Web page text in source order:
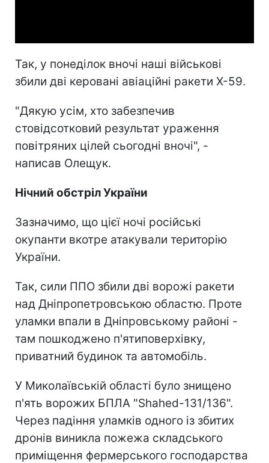
Так, у понеділок вночі наші військові
збили дві керовані авіаційні ракети Х-59.
"Дякую усім, хто забезпечив
стовідсотковий результат ураження
повітряних цілей сьогодні вночі", -
написав Олещук.
Нічний обстріл України
Зазначимо, що цієї ночі російські
окупанти вкотре атакували територію
України.
Так, сили ППО збили дві ворожі ракети
над Дніпропетровською областю. Проте
уламки впали в Дніпровському районі -
там пошкоджено п'ятиповерхівку,
приватний будинок та автомобіль.
У Миколаївській області було знищено
п'ять ворожих БПЛА "Shahed-131/136".
Через падіння уламків одного із збитих
дронів виникла пожежа складського
приміщення фермерського господарства